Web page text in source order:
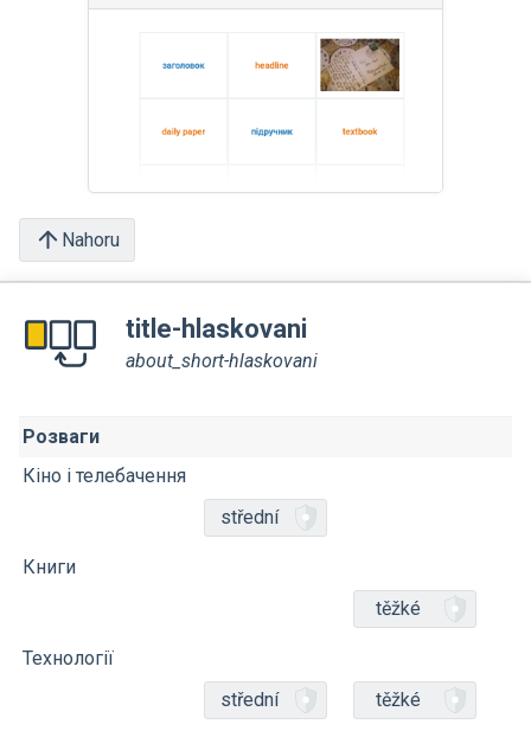
Nahoru
title-hlaskovani
about_short-hlaskovani
Розваги
Кіно і телебачення
střední
Книги
těžké
Технології
střední
těžké